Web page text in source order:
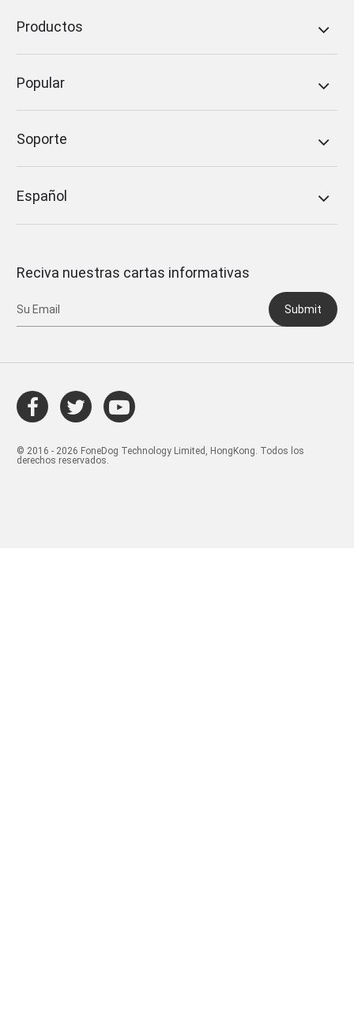
Productos
Popular
Soporte
Español
Reciva nuestras cartas informativas
Submit
© 2016 - 2026 FoneDog Technology Limited, HongKong. Todos los
derechos reservados.